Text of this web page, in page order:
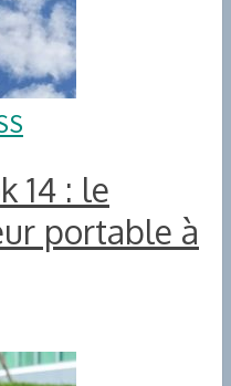
14 : le
portable à